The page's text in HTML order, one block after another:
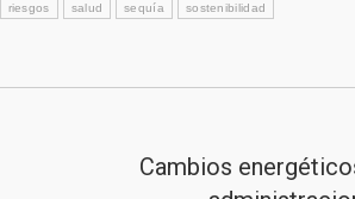
riesgos salud sequía sostenibilidad
Cambios